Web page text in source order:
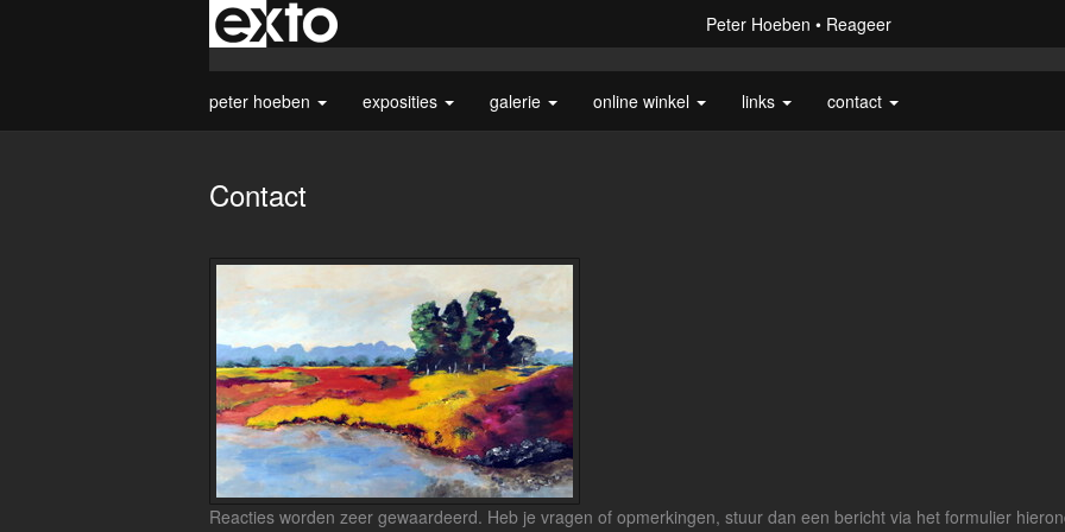
Peter Hoeben Reageer
peter hoeben exposities galerie online winkel links contact
Contact
Reacties worden zeer gewaardeerd. Heb je vragen of opmerkingen, stuur dan een bericht via het formulier